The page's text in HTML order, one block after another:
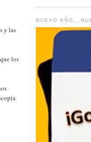
y las
los
NUEVO